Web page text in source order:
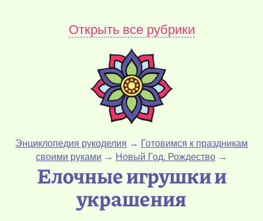
Открыть все рубрики
Энциклопедия рукоделия → Готовимся к праздникам
своими руками → Новый Год. Рождество →
Елочные игрушки и
украшения